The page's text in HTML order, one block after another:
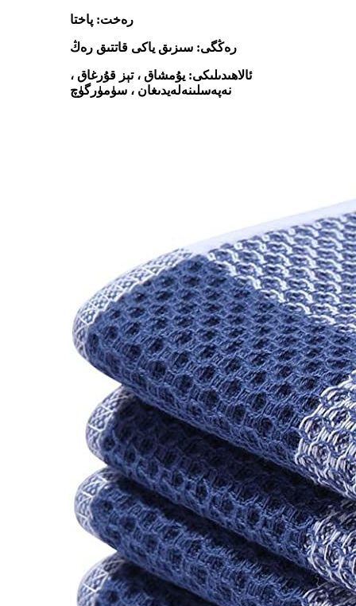
رەخت: پاختا
رەڭگى: سىزىق ياكى قاتتىق رەڭ
ئالاھىدىلىكى: يۇمشاق ، تېز قۇرغاق ،
نەپەسلىنەلەيدىغان ، سۈمۈرگۈچ